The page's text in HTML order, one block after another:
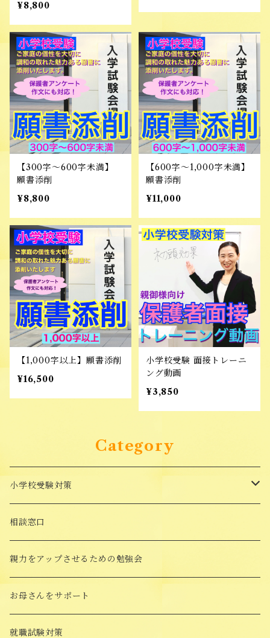
¥8,800
【300字～600字未満】
願書添削
¥8,800
【600字～1,000字未満】
願書添削
¥11,000
【1,000字以上】願書添削
¥16,500
小学校受験 面接トレーニ
ング動画
¥3,850
Category
小学校受験対策
面接対策講座
受験対策Goods
願書添削
願書の書き方講座
相談窓口
親力をアップさせるための勉強会
お母さんをサポート
就職試験対策